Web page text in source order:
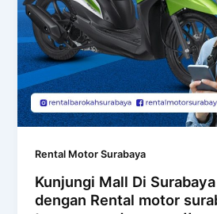
Rental Motor Surabaya
Kunjungi Mall Di
dengan Rental motor